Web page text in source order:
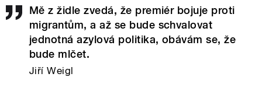
Mě z židle zvedá, že premiér bojuje proti
migrantům, a až se bude schvalovat
jednotná azylová politika, obávám se, že
bude mlčet.
Jiří Weigl